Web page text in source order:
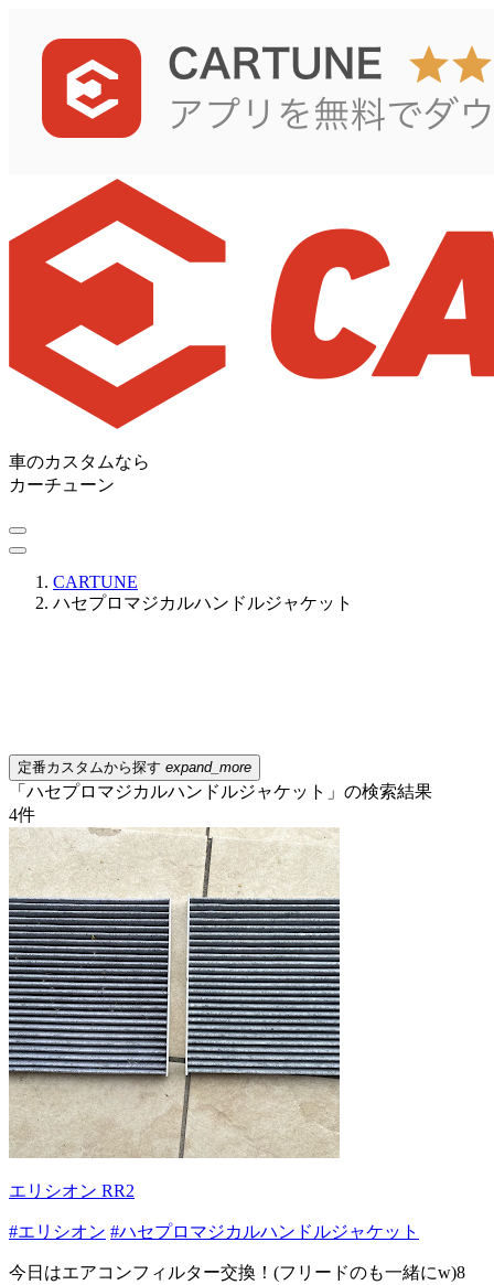
車のカスタムなら
カーチューン
CARTUNE
ハセプロマジカルハンドルジャケット
定番カスタムから探す expand_more
「ハセプロマジカルハンドルジャケット」の検索結果
4件
エリシオン RR2
#エリシオン #ハセプロマジカルハンドルジャケット
今日はエアコンフィルター交換！(フリードのも一緒にw)8